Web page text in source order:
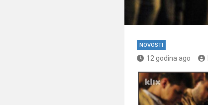
NOVOSTI
12 godina ago